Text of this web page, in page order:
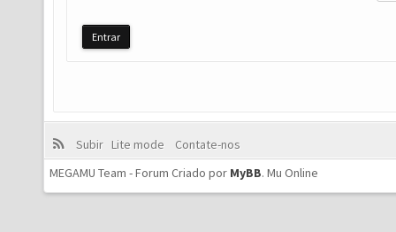
Subir Lite mode
Contate-nos
MEGAMU Team - Forum Criado por MyBB. Mu Online